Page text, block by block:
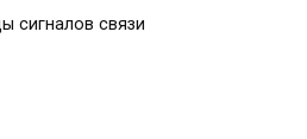
сигналов связи